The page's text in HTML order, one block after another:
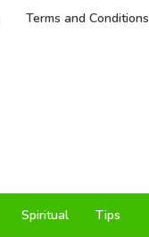
Terms and Conditions
Spiritual Tips